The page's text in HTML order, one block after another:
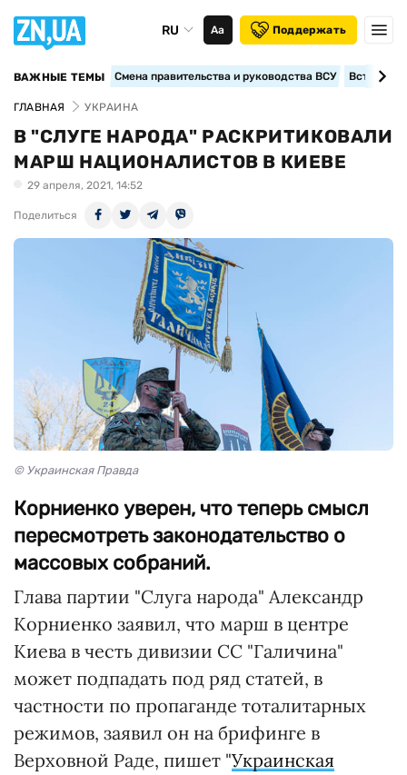
RU Аа Поддержать
ВАЖНЫЕ ТЕМЫ Смена правительства и руководства ВСУ
ГЛАВНАЯ УКРАИНА
В "СЛУГЕ НАРОДА" РАСКРИТИКОВАЛИ
МАРШ НАЦИОНАЛИСТОВ В КИЕВЕ
29 апреля, 2021, 14:52
Поделиться
© Украинская Правда
Корниенко уверен, что теперь смысл
пересмотреть законодательство о
массовых собраний.
Глава партии "Слуга народа" Александр
Корниенко заявил, что марш в центре
Киева в честь дивизии СС "Галичина"
может подпадать под ряд статей, в
частности по пропаганде тоталитарных
режимов, заявил он на брифинге в
Верховной Раде, пишет "Украинская